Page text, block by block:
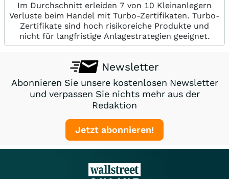
Im Durchschnitt erleiden 7 von 10 Kleinanlegern
Verluste beim Handel mit Turbo-Zertifikaten. Turbo-
Zertifikate sind hoch risikoreiche Produkte und
nicht für langfristige Anlagestrategien geeignet.
Newsletter
Abonnieren Sie unsere kostenlosen Newsletter
und verpassen Sie nichts mehr aus der
Redaktion
Jetzt abonnieren!